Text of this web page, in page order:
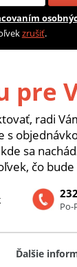
zrušiť.
pre
radi
s
sa
čo
Po-
Ďalšie